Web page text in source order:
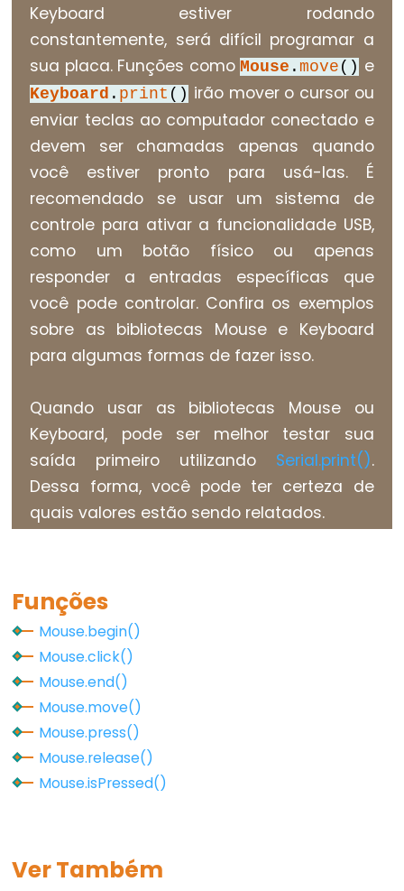
Data
Types
vetor
bool
boolean
byte
char
double
float
long
size_t
string
String()
unsigned
char
unsigned
word
Constants
Ponto
Keyboard estiver rodando
constantemente, será difícil programar a
sua placa. Funções comoMouse .move () e
Keyboard . print () irão mover o cursor ou
enviar teclas ao computador conectado e
devem ser chamadas apenas quando
você estiver pronto para usá-las. É
recomendado se usar um sistema de
controle para ativar a funcionalidade USB,
como um botão físico ou apenas
responder a entradas específicas que
você pode controlar. Confira os exemplos
sobre as bibliotecas Mouse e Keyboard
para algumas formas de fazer isso.
Quando usar as bibliotecas Mouse ou
Keyboard, pode ser melhor testar sua
saída primeiro utilizando Serial.print().
Dessa forma, você pode ter certeza de
quais valores estão sendo relatados.
Funções
Mouse.begin()
Mouse.click()
Mouse.end()
Mouse.move()
Mouse.press()
Mouse.release()
Mouse.isPressed()
Ver Também